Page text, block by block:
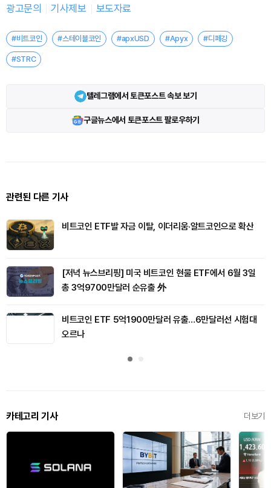
광고문의 기사제보 보도자료
#비트코인 #스테이블코인 #apxUSD #Apyx #디페깅
#STRC
텔레그램에서 토큰포스트 속보 보기
구글뉴스에서 토큰포스트 팔로우하기
관련된 다른 기사
비트코인 ETF발 자금 이탈, 이더리움·알트코인으로 확산
[저녁 뉴스브리핑] 미국 비트코인 현물 ETF에서 6월 3일
총 3억9700만달러 순유출 外
비트코인 ETF 5억1900만달러 유출…6만달러선 시험대
오르나
카테고리 기사 더보기